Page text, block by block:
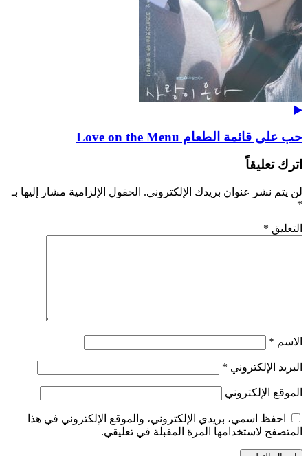
حب على قائمة الطعام Love on the Menu
اترك تعليقاً
لن يتم نشر عنوان بريدك الإلكتروني. الحقول الإلزامية مشار إليها بـ
*
التعليق *
الاسم *
البريد الإلكتروني *
الموقع الإلكتروني
احفظ اسمي، بريدي الإلكتروني، والموقع الإلكتروني في هذا
المتصفح لاستخدامها المرة المقبلة في تعليقي.